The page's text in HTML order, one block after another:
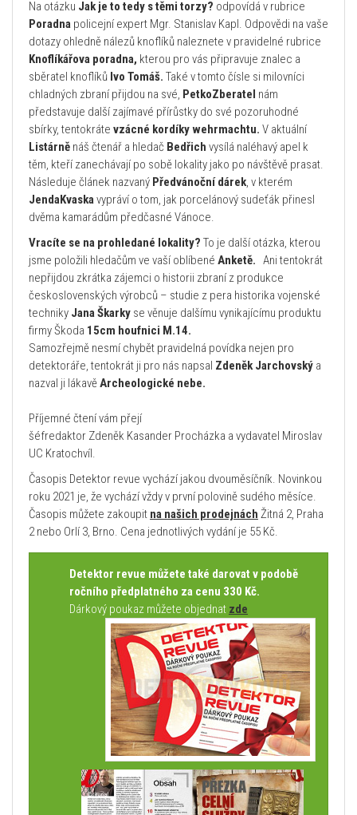
Na otázku Jak je to tedy s těmi torzy? odpovídá v rubrice
Poradna policejní expert Mgr. Stanislav Kapl. Odpovědi na vaše
dotazy ohledně nálezů knoflíků naleznete v pravidelné rubrice
Knoflíkářova poradna, kterou pro vás připravuje znalec a
sběratel knoflíků Ivo Tomáš. Také v tomto čísle si milovníci
chladných zbraní přijdou na své, PetkoZberatel nám
představuje další zajímavé přírůstky do své pozoruhodné
sbírky, tentokráte vzácné kordíky wehrmachtu. V aktuální
Listárně náš čtenář a hledač Bedřich vysílá naléhavý apel k
těm, kteří zanechávají po sobě lokality jako po návštěvě prasat.
Následuje článek nazvaný Předvánoční dárek, v kterém
JendaKvaskavypráví o tom, jak porcelánový sudeťák přinesl
dvěma kamarádům předčasné Vánoce.
Vracíte se na prohledané lokality? To je další otázka, kterou
jsme položili hledačům ve vaší oblíbené Anketě. Ani tentokrát
nepřijdou zkrátka zájemci o historii zbraní z produkce
československých výrobců – studie z pera historika vojenské
techniky Jana Škarky se věnuje dalšímu vynikajícímu produktu
firmy Škoda 15cm houfnici M.14.
Samozřejmě nesmí chybět pravidelná povídka nejen pro
detektoráře, tentokrát ji pro nás napsal Zdeněk Jarchovský a
nazval ji lákavěArcheologické nebe.
Příjemné čtení vám přejí
šéfredaktor Zdeněk Kasander Procházka a vydavatel Miroslav
UC Kratochvíl.
Časopis Detektor revue vychází jakou dvouměsíčník. Novinkou
roku 2021 je, že vychází vždy v první polovině sudého měsíce.
Časopis můžete zakoupit na našich prodejnách Žitná 2, Praha
2 nebo Orlí 3, Brno. Cena jednotlivých vydání je 55 Kč.
Detektor revue můžete také darovat v podobě
ročního předplatného za cenu 330 Kč.
Dárkový poukaz můžete objednat zde